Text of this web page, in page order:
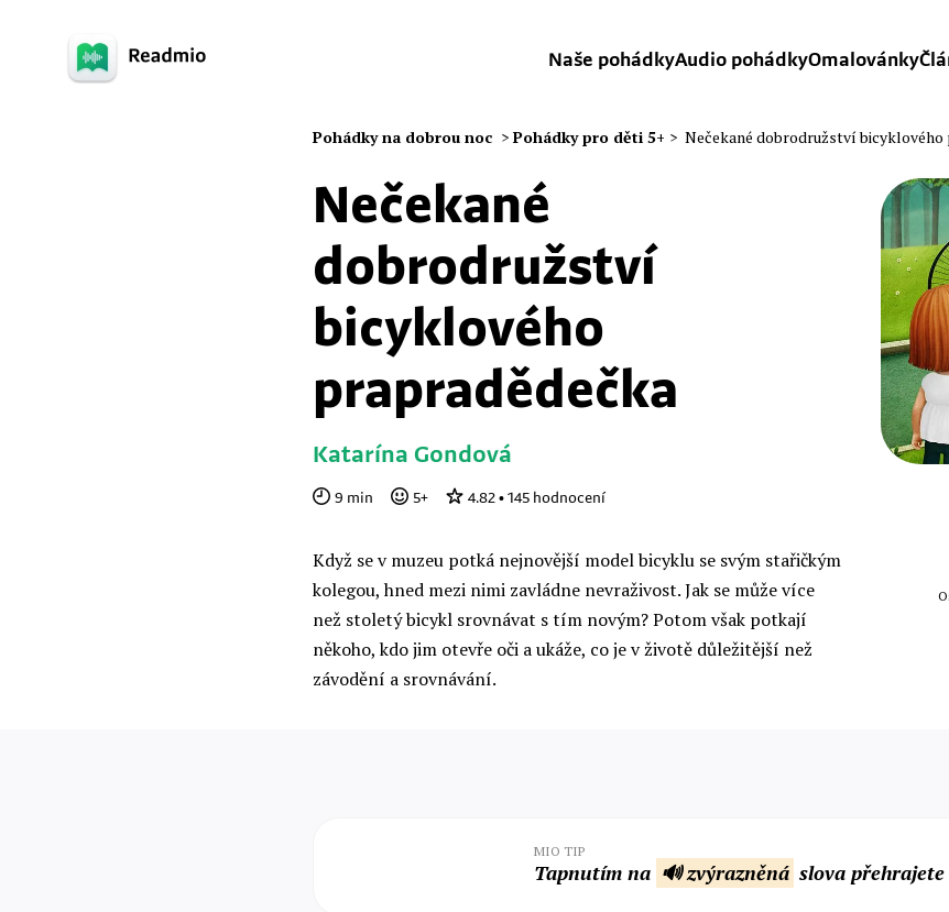
Naše pohádkyAudio pohádkyOmalovánky
Pohádky na dobrou noc > Pohádky pro děti 5+ > Nečekané dobrodružství bicyklového
Nečekané
dobrodružství
bicyklového
prapradědečka
Katarína Gondová
9 min 5+ 4.82 • 145 hodnocení
Když se v muzeu potká nejnovější model bicyklu se svým stařičkým
kolegou, hned mezi nimi zavládne nevraživost. Jak se může více
než stoletý bicykl srovnávat s tím novým? Potom však potkají
někoho, kdo jim otevře oči a ukáže, co je v životě důležitější než
závodění a srovnávání.
MIO TIP
Tapnutím na 🔊 zvýrazněná slova